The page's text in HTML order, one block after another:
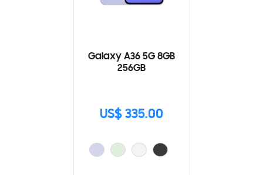
Galaxy A36 5G 8GB
256GB
US$ 335.00